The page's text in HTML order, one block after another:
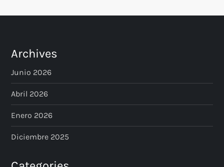
Archives
Junio 2026
Abril 2026
Enero 2026
Diciembre 2025